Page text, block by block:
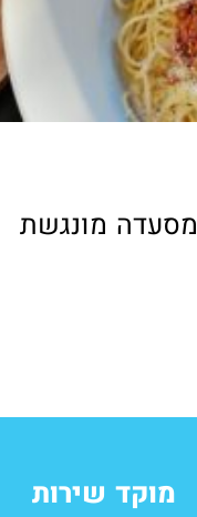
מסעדה מונגשת
מוקד שירות